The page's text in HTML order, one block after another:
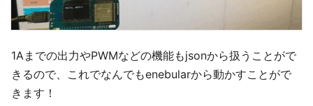
1Aまでの出力やPWMなどの機能もjsonから扱うことがで
きるので、これでなんでもenebularから動かすことがで
きます！